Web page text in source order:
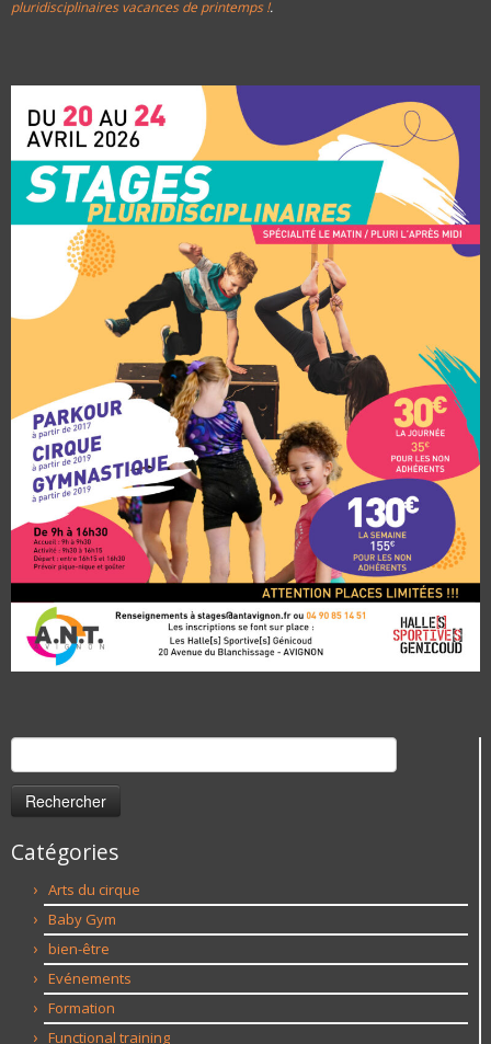
pluridisciplinaires vacances de printemps !.
Rechercher :
Catégories
Arts du cirque
Baby Gym
bien-être
Evénements
Formation
Functional training